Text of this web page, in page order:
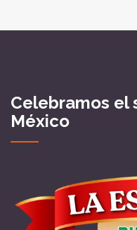
Celebramos el
México